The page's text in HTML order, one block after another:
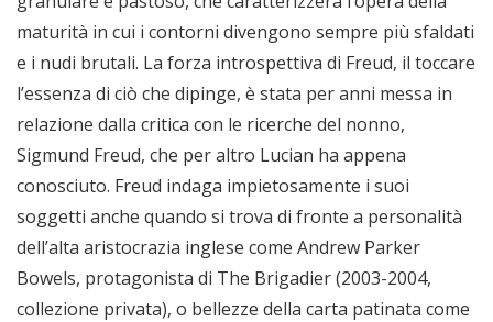
maturità in cui i contorni divengono sempre più sfaldati
e i nudi brutali. La forza introspettiva di Freud, il toccare
l’essenza di ciò che dipinge, è stata per anni messa in
relazione dalla critica con le ricerche del nonno,
Sigmund Freud, che per altro Lucian ha appena
conosciuto. Freud indaga impietosamente i suoi
soggetti anche quando si trova di fronte a personalità
dell’alta aristocrazia inglese come Andrew Parker
Bowels, protagonista di The Brigadier (2003-2004,
collezione privata), o bellezze della carta patinata come